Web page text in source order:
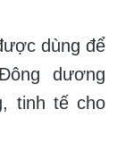
dùng để
dương
tinh tế cho